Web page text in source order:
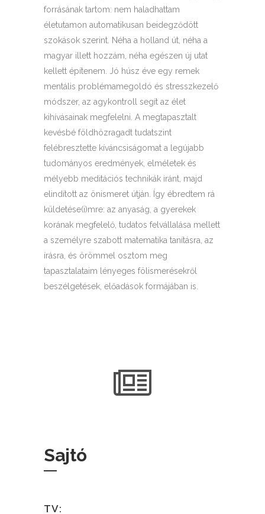
forrásának tartom: nem haladhattam
életutamon automatikusan beidegződött
szokások szerint. Néha a holland út, néha a
magyar illett hozzám, néha egészen új utat
kellett építenem. Jó húsz éve egy remek
mentális problémamegoldó és stresszkezelő
módszer, az agykontroll segít az élet
kihívásainak megfelelni. A megtapasztalt
kevésbé földhözragadt tudatszint
felébresztette kíváncsiságomat a legújabb
tudományos eredmények, elméletek és
mélyebb meditációs technikák iránt, majd
elindított az önismeret útján. Így ébredtem rá
küldetése(i)mre: az anyaság, a gyerekek
korának megfelelő, tudatos felvállalása mellett
a személyre szabott matematika tanításra, az
írásra, és örömmel osztom meg
tapasztalataim lényeges fölismerésekről
beszélgetések, előadások formájában is.
Sajtó
TV: